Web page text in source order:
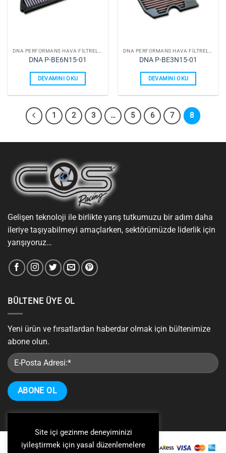
DNA P-BE6N15-01
DEVAMINI OKU
DNA P-BE3N15-01
DEVAMINI OKU
1 2 3 … 5 6 7 8
Gelişen teknoloji ile birlikte yarış tutkumuzu bir adım daha
ileriye taşıyabilmeyi amaçlarken, sektörümüzde liderlik için
yarışıyoruz…
BÜLTENE ÜYE OL
Yeni ürün ve fırsatlardan haberdar olmak için bültenimize
abone olun.
Site içi gezinme deneyiminizi
iyileştirmek için yasal düzenlemelere